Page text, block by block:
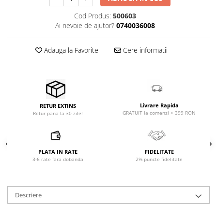
Microfoane stereo
Microfoane Suspendabile
Stative de microfon
Accesorii de rack
Accesorii echipamente de studio
Clape MIDI
Controllere monitoare de studio
Convertoare AD/DA
Interfete audio
Microfoane de studio
Monitoare de studio
Cod Produs: 500603
Ai nevoie de ajutor? 0740036008
Adauga la Favorite Cere informatii
RETUR EXTINS
Retur pana la 30 zile!
Livrare Rapida
GRATUIT la comenzi > 399 RON
PLATA IN RATE
3-6 rate fara dobanda
FIDELITATE
2% puncte fidelitate
Descriere